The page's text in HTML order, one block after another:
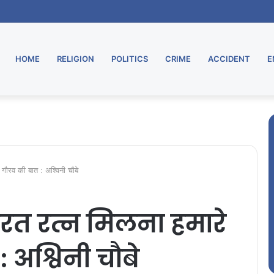
HOME RELIGION POLITICS CRIME ACCIDENT
की बात : अश्विनी चौबे
रत्न मिलना हमारे
चौबे